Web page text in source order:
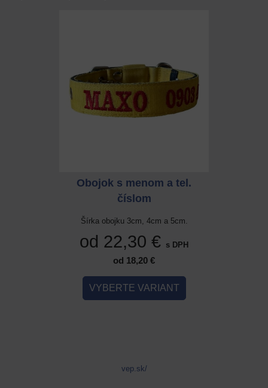
Obojok s menom a tel.
číslom
Šírka obojku 3cm, 4cm a 5cm.
od 22,30 € s DPH
od 18,20 €
VYBERTE VARIANT
vep.sk/